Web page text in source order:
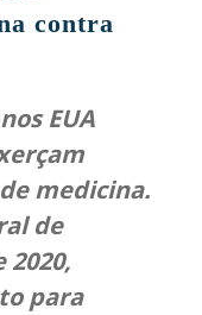
contra
EUA
medicina.
de
para